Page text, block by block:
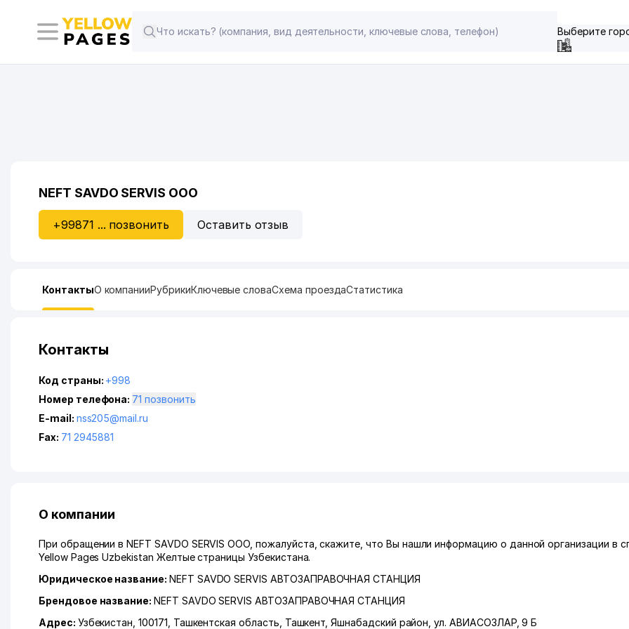
Выберите
NEFT SAVDO SERVIS ООО
+99871 ... позвонить Оставить отзыв
КонтактыО компанииРубрикиКлючевые словаСхема проездаСтатистика
Контакты
Код страны: +998
Номер телефона:
71 позвонить
E-mail: nss205@mail.ru
Fax: 71 2945881
О компании
При обращении в NEFT SAVDO SERVIS ООО, пожалуйста, скажите, что Вы нашли информацию о данной организации в
Yellow Pages Uzbekistan Желтые страницы Узбекистана.
Юридическое название: NEFT SAVDO SERVIS АВТОЗАПРАВОЧНАЯ СТАНЦИЯ
Брендовое название: NEFT SAVDO SERVIS АВТОЗАПРАВОЧНАЯ СТАНЦИЯ
Адрес: Узбекистан, 100171, Ташкентская область Ташкент ,Яшнабадский район ,ул. АВИАСОЗЛАР, 9 Б